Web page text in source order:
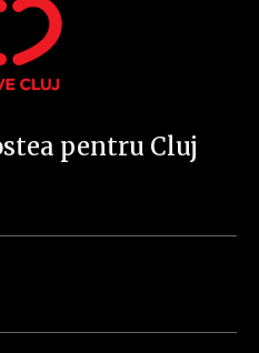
pentru Cluj